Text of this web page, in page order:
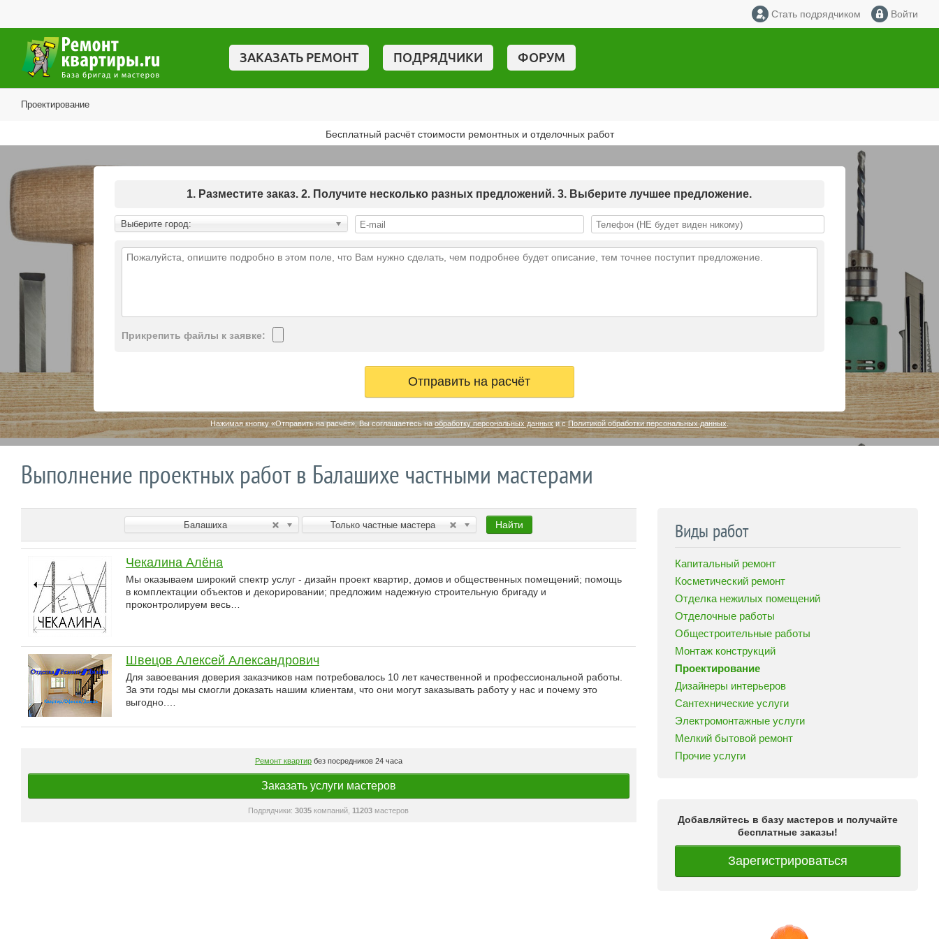
Стать подрядчиком Войти
ЗАКАЗАТЬ РЕМОНТ ПОДРЯДЧИКИ ФОРУМ
Проектирование
Бесплатный расчёт стоимости ремонтных и отделочных работ
1. Разместите заказ. 2. Получите несколько разных предложений. 3. Выберите лучшее предложение.
Выберите город:
Прикрепить файлы к заявке:
Нажимая кнопку «Отправить на расчёт», Вы соглашаетесь наобработку персональных данныхи сПолитикой обработки персональных данных.
Выполнение проектных работ в Балашихе частными мастерами
Балашиха Только частные мастера Найти
Чекалина Алёна
Мы оказываем широкий спектр услуг - дизайн проект квартир, домов и общественных помещений; помощь
в комплектации объектов и декорировании; предложим надежную строительную бригаду и
проконтролируем весь…
Швецов Алексей Александрович
Для завоевания доверия заказчиков нам потребовалось 10 лет качественной и профессиональной работы.
За эти годы мы смогли доказать нашим клиентам, что они могут заказывать работу у нас и почему это
выгодно.…
Ремонт квартирбез посредников 24 часа
Заказать услуги мастеров
Подрядчики:3035 компаний, 11203 мастеров
Виды работ
Капитальный ремонт
Косметический ремонт
Отделка нежилых помещений
Отделочные работы
Общестроительные работы
Монтаж конструкций
Проектирование
Дизайнеры интерьеров
Сантехнические услуги
Электромонтажные услуги
Мелкий бытовой ремонт
Прочие услуги
Добавляйтесь в базу мастеров и получайте
бесплатные заказы!
Зарегистрироваться